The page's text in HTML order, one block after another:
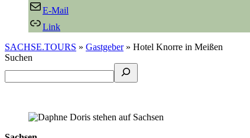
E-Mail
Link
SACHSE.TOURS » Gastgeber» Hotel Knorre in Meißen
Suchen